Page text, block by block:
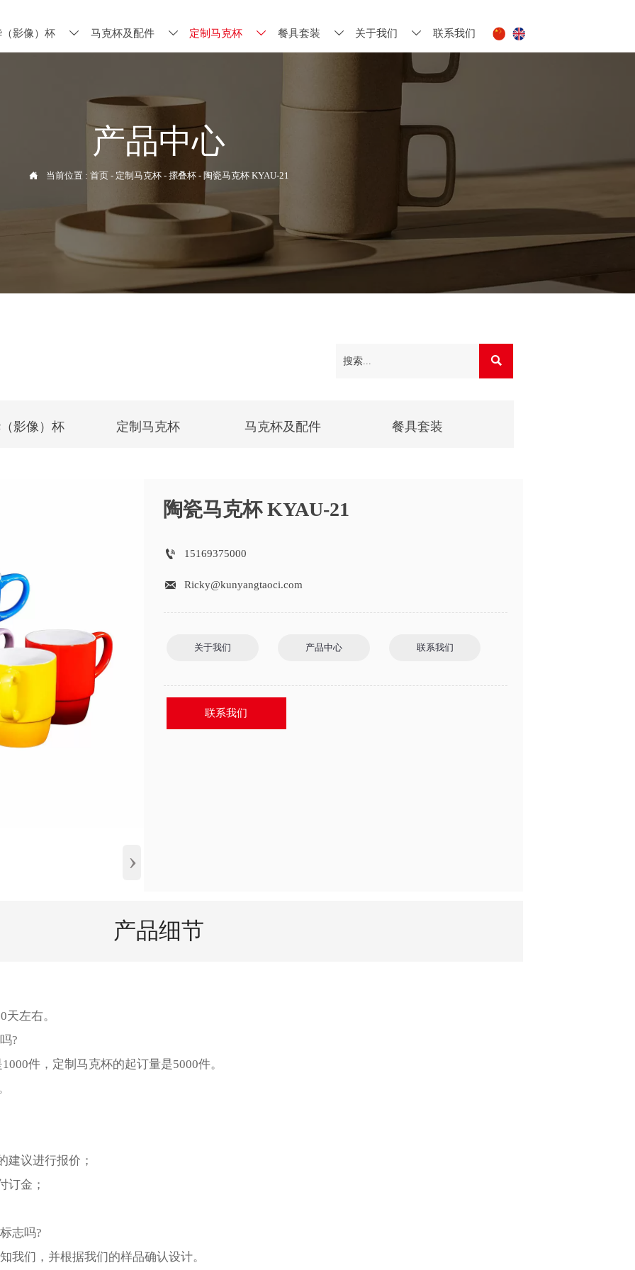
影像）杯  马克杯及配件  定制马克杯  餐具套装  关于我们  联系我们
产品中心
 当前位置 : 首页 - 定制马克杯 - 摞叠杯 - 陶瓷马克杯 KYAU-21

影像）杯 定制马克杯 马克杯及配件 餐具套装
›
陶瓷马克杯 KYAU-21
 15169375000
 Ricky@kunyangtaoci.com
关于我们 产品中心 联系我们
联系我们
产品细节
左右。
?
件，定制马克杯的起订量是5000件。
建议进行报价；
订金；
志吗?
我们，并根据我们的样品确认设计。